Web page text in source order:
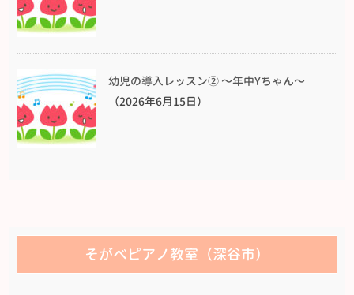
幼児の導入レッスン② 〜年中Yちゃん〜
（2026年6月15日）
そがべピアノ教室（深谷市）